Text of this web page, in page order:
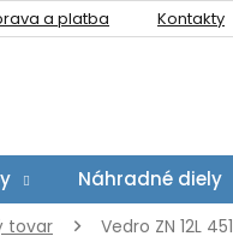
a platba Kontakty
Náhradné diely
tovar Vedro ZN 12L 451